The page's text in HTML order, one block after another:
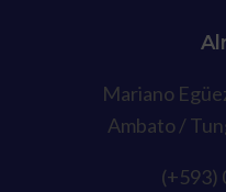
Mariano
Ambato /
(+593)